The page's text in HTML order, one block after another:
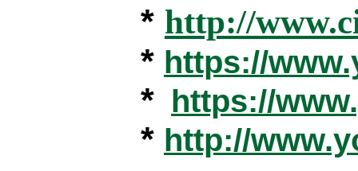
* http://
* https://
* https://
* http://